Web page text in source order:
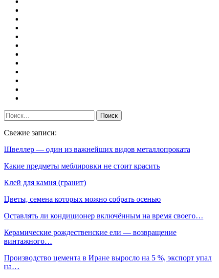
Свежие записи:
Швеллер — один из важнейших видов металлопроката
Какие предметы меблировки не стоит красить
Клей для камня (гранит)
Цветы, семена которых можно собрать осенью
Оставлять ли кондиционер включённым на время своего…
Керамические рождественские ели — возвращение
винтажного…
Производство цемента в Иране выросло на 5 %, экспорт упал
на…